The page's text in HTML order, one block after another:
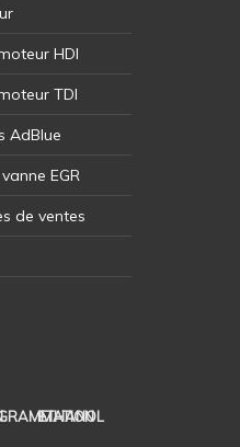
HDI
TDI
AdBlue
EGR
de ventes
ETHANOL